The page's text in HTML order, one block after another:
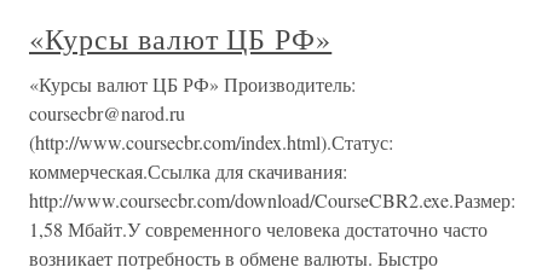
«Курсы валют ЦБ РФ»
«Курсы валют ЦБ РФ» Производитель:
coursecbr@narod.ru
(http://www.coursecbr.com/index.html).Статус:
коммерческая.Ссылка для скачивания:
http://www.coursecbr.com/download/CourseCBR2.exe.Размер:
1,58 Мбайт.У современного человека достаточно часто
возникает потребность в обмене валюты. Быстро